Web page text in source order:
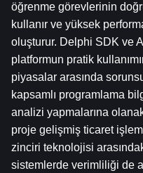
öğrenme görevlerinin
kullanır ve yüksek
oluşturur. Delphi SDK ve
platformun pratik
piyasalar arasında
kapsamlı programlama
analizi yapmalarına
proje gelişmiş ticaret
zinciri teknolojisi
sistemlerde verimliliği de